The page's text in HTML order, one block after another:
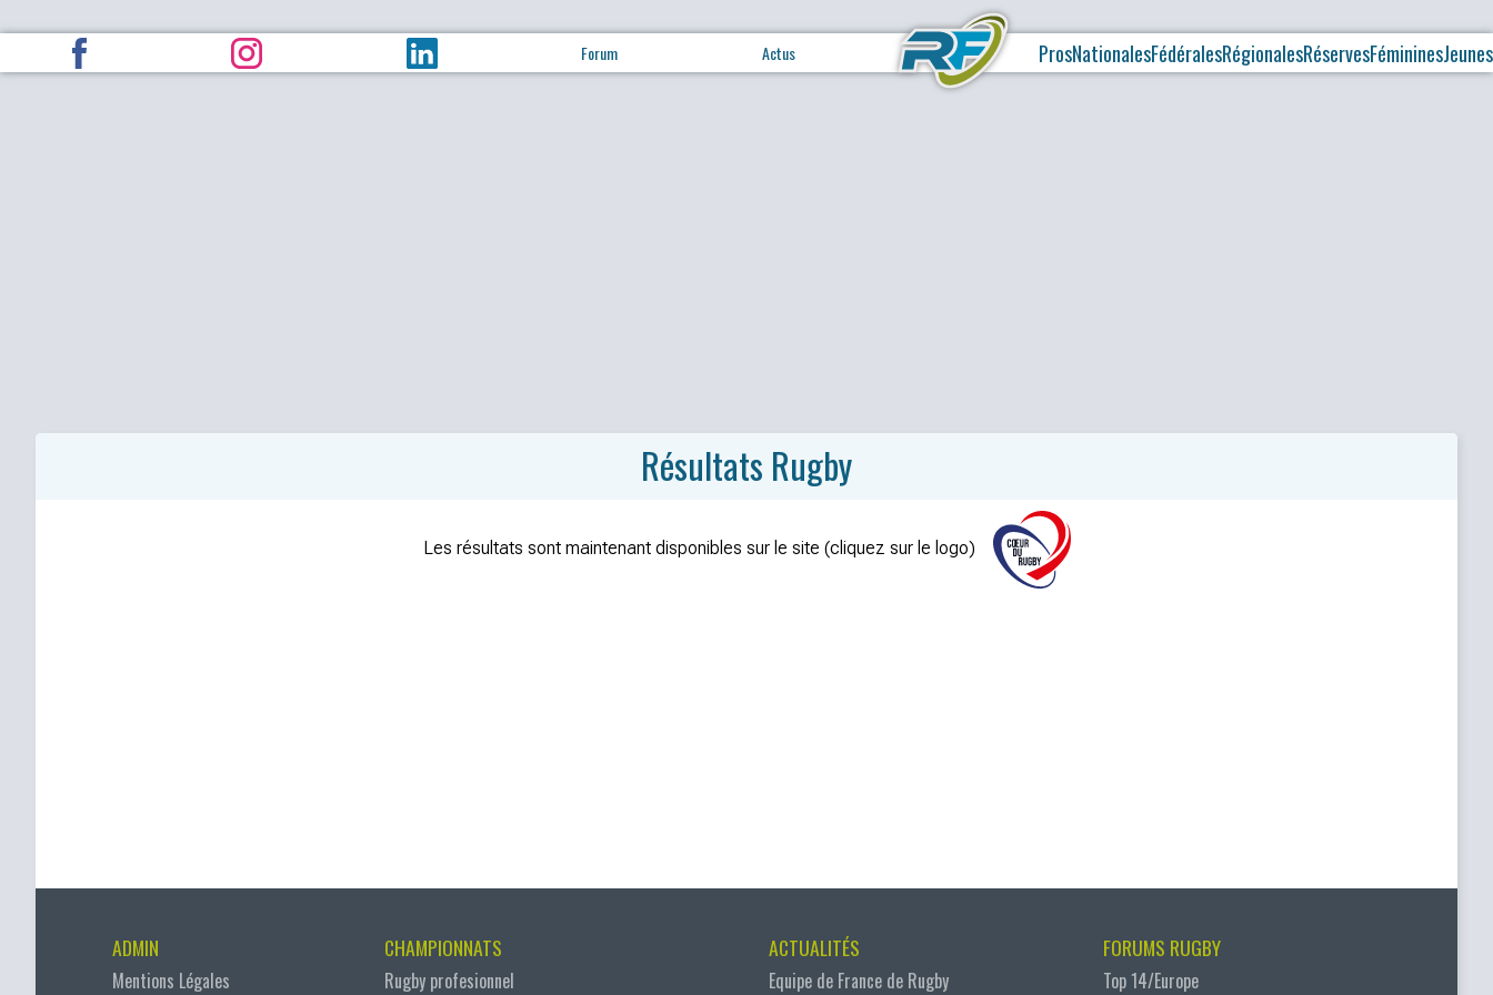
Forum Actus ProsNationalesFédéralesRégionalesRéservesFémininesJeunes
Résultats Rugby
Les résultats sont maintenant disponibles sur le site (cliquez sur le logo)
ADMIN
Mentions Légales
CHAMPIONNATS
Rugby profesionnel
ACTUALITÉS
Equipe de France de Rugby
FORUMS RUGBY
Top 14/Europe